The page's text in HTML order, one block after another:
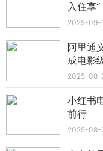
入住享“
2025-09-
阿里通
成电影
2025-08-
小红书
前行
2025-08-